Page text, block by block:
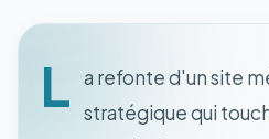
L a refonte d'un site
stratégique qui